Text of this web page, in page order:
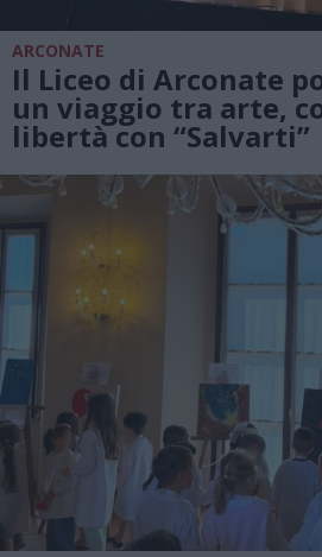
ARCONATE
Il Liceo di Arconate
un viaggio tra arte,
libertà con “Salvarti”